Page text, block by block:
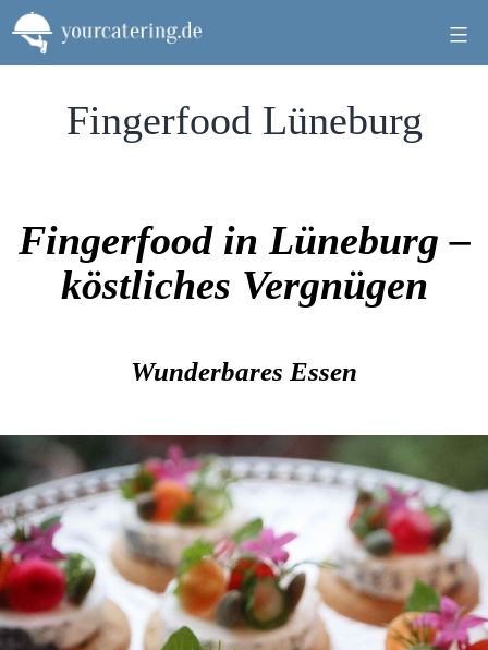
Zum
Inhalt
springen
Fingerfood Lüneburg
Fingerfood in Lüneburg –
köstliches Vergnügen
Wunderbares Essen